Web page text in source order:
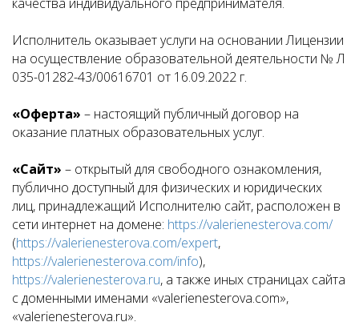
Исполнитель оказывает услуги на основании Лицензии
на осуществление образовательной деятельности № Л
035-01282-43/00616701 от 16.09.2022 г.
«Оферта» – настоящий публичный договор на
оказание платных образовательных услуг.
«Сайт» – открытый для свободного ознакомления,
публично доступный для физических и юридических
лиц, принадлежащий Исполнителю сайт, расположен в
сети интернет на домене: https://valerienesterova.com/
(https://valerienesterova.com/expert,
https://valerienesterova.com/info),
https://valerienesterova.ru, а также иных страницах сайта
с доменными именами «valerienesterova.com»,
«valerienesterova.ru».